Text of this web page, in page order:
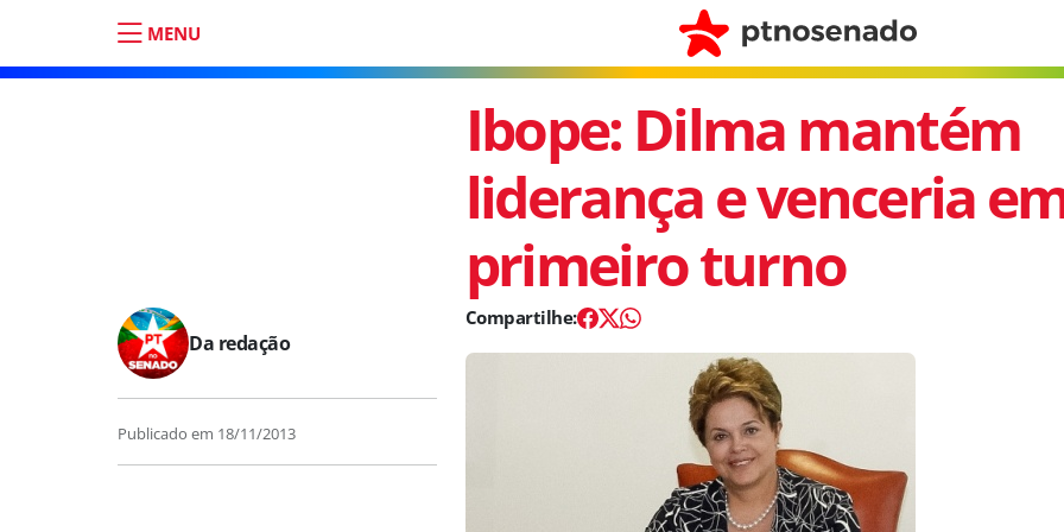
MENU
Ibope: Dilma mantém
liderança e venceria
primeiro turno
Da redação
Publicado em 18/11/2013